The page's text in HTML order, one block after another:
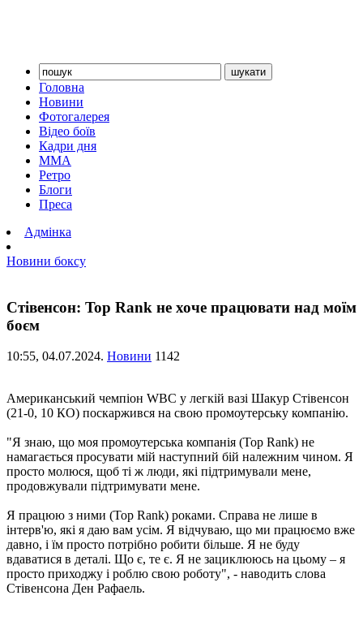
Головна
Новини
Фотогалерея
Відео боїв
Кадри дня
ММА
Ретро
Блоги
Преса
Адмінка
Новини боксу
Стівенсон: Top Rank не хоче працювати над моїм
боєм
10:55, 04.07.2024. Новини 1142
Американський чемпіон WBC у легкій вазі Шакур Стівенсон
(21-0, 10 КО) поскаржився на свою промоутерську компанію.
"Я знаю, що моя промоутерська компанія (Top Rank) не
намагається просувати мій наступний бій належним чином. Я
просто молюся, щоб ті ж люди, які підтримували мене,
продовжували підтримувати мене.
Я працюю з ними (Top Rank) роками. Справа не лише в
інтерв'ю, які я даю вам усім. Я відчуваю, що ми працюємо вже
давно, і їм просто потрібно робити більше. Я не буду
вдаватися в деталі. Що є, те є. Я не зациклююсь на цьому – я
просто приходжу і роблю свою роботу", - наводить слова
Стівенсона Ден Рафаель.